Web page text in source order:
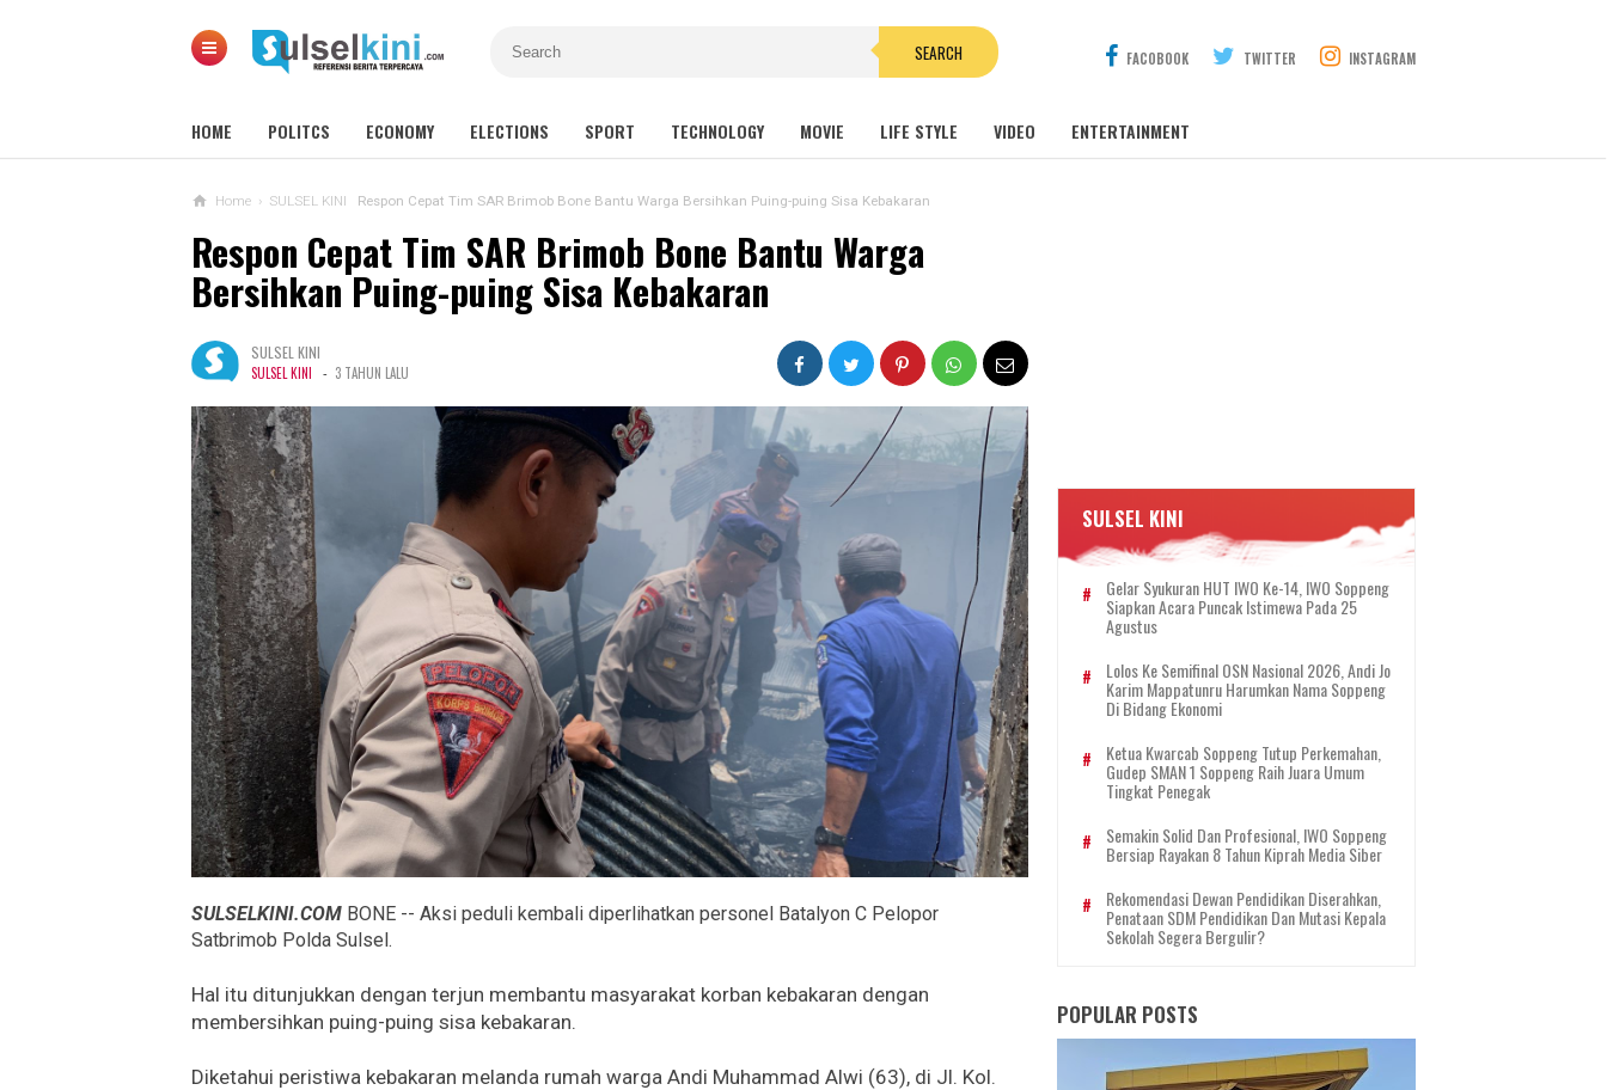
SEARCH FACOBOOK TWITTER INSTAGRAM
HOME POLITCS ECONOMY ELECTIONS SPORT TECHNOLOGY MOVIE LIFE STYLE VIDEO ENTERTAINMENT
Home › SULSEL KINI Respon Cepat Tim SAR Brimob Bone Bantu Warga Bersihkan Puing-puing Sisa Kebakaran
Respon Cepat Tim SAR Brimob Bone Bantu Warga
Bersihkan Puing-puing Sisa Kebakaran
SULSEL KINI
SULSEL KINI - 3 TAHUN LALU
SULSELKINI.COM BONE -- Aksi peduli kembali diperlihatkan personel Batalyon C Pelopor
Satbrimob Polda Sulsel.
Hal itu ditunjukkan dengan terjun membantu masyarakat korban kebakaran dengan
membersihkan puing-puing sisa kebakaran.
Diketahui peristiwa kebakaran melanda rumah warga Andi Muhammad Alwi (63), di Jl. Kol.
SULSEL KINI
Gelar Syukuran HUT IWO Ke-14, IWO Soppeng
Siapkan Acara Puncak Istimewa Pada 25
Agustus
Lolos Ke Semifinal OSN Nasional 2026, Andi Jo
Karim Mappatunru Harumkan Nama Soppeng
Di Bidang Ekonomi
Ketua Kwarcab Soppeng Tutup Perkemahan,
Gudep SMAN 1 Soppeng Raih Juara Umum
Tingkat Penegak
Semakin Solid Dan Profesional, IWO Soppeng
Bersiap Rayakan 8 Tahun Kiprah Media Siber
Rekomendasi Dewan Pendidikan Diserahkan,
Penataan SDM Pendidikan Dan Mutasi Kepala
Sekolah Segera Bergulir?
POPULAR POSTS